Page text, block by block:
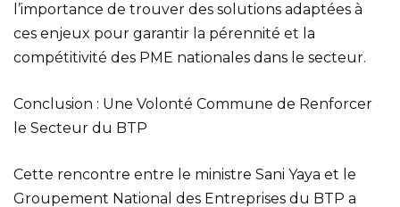
l’importance de trouver des solutions adaptées à
ces enjeux pour garantir la pérennité et la
compétitivité des PME nationales dans le secteur.
Conclusion : Une Volonté Commune de Renforcer
le Secteur du BTP
Cette rencontre entre le ministre Sani Yaya et le
Groupement National des Entreprises du BTP a